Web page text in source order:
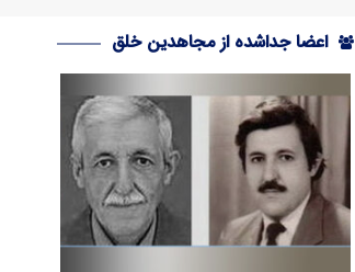
اعضا جداشده از مجاهدین خلق